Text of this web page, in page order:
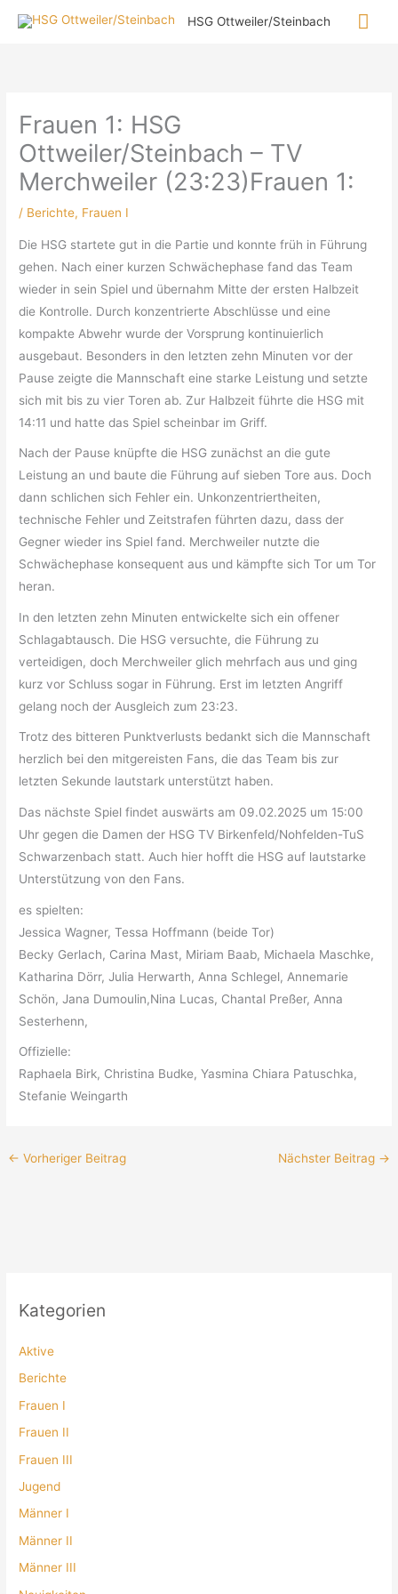
Inhalt
HSG Ottweiler/Steinbach
Kategorien
Aktive
Berichte
Frauen I
Frauen II
Frauen III
Jugend
Männer I
Männer II
Männer III
Frauen 1: HSG
Ottweiler/Steinbach – TV
Merchweiler (23:23)Frauen 1:
/ Berichte, Frauen I
Die HSG startete gut in die Partie und konnte früh in Führung
gehen. Nach einer kurzen Schwächephase fand das Team
wieder in sein Spiel und übernahm Mitte der ersten Halbzeit
die Kontrolle. Durch konzentrierte Abschlüsse und eine
kompakte Abwehr wurde der Vorsprung kontinuierlich
ausgebaut. Besonders in den letzten zehn Minuten vor der
Pause zeigte die Mannschaft eine starke Leistung und setzte
sich mit bis zu vier Toren ab. Zur Halbzeit führte die HSG mit
14:11 und hatte das Spiel scheinbar im Griff.
Nach der Pause knüpfte die HSG zunächst an die gute
Leistung an und baute die Führung auf sieben Tore aus. Doch
dann schlichen sich Fehler ein. Unkonzentriertheiten,
technische Fehler und Zeitstrafen führten dazu, dass der
Gegner wieder ins Spiel fand. Merchweiler nutzte die
Schwächephase konsequent aus und kämpfte sich Tor um Tor
heran.
In den letzten zehn Minuten entwickelte sich ein offener
Schlagabtausch. Die HSG versuchte, die Führung zu
verteidigen, doch Merchweiler glich mehrfach aus und ging
kurz vor Schluss sogar in Führung. Erst im letzten Angriff
gelang noch der Ausgleich zum 23:23.
Trotz des bitteren Punktverlusts bedankt sich die Mannschaft
herzlich bei den mitgereisten Fans, die das Team bis zur
letzten Sekunde lautstark unterstützt haben.
Das nächste Spiel findet auswärts am 09.02.2025 um 15:00
Uhr gegen die Damen der HSG TV Birkenfeld/Nohfelden-TuS
Schwarzenbach statt. Auch hier hofft die HSG auf lautstarke
Unterstützung von den Fans.
es spielten:
Jessica Wagner, Tessa Hoffmann (beide Tor)
Becky Gerlach, Carina Mast, Miriam Baab, Michaela Maschke,
Katharina Dörr, Julia Herwarth, Anna Schlegel, Annemarie
Schön, Jana Dumoulin,Nina Lucas, Chantal Preßer, Anna
Sesterhenn,
Offizielle:
Raphaela Birk, Christina Budke, Yasmina Chiara Patuschka,
Stefanie Weingarth
← Vorheriger Beitrag Nächster Beitrag →